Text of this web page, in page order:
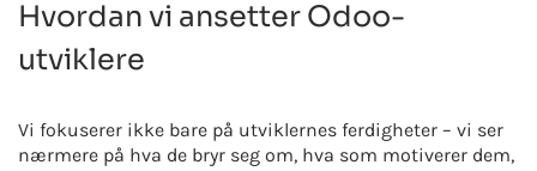
Hvordan vi ansetter Odoo-
utviklere
Vi fokuserer ikke bare på utviklernes ferdigheter – vi ser
nærmere på hva de bryr seg om, hva som motiverer dem,